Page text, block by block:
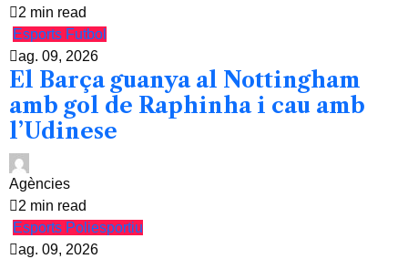
2 min read
Esports Futbol
ag. 09, 2026
El Barça guanya al Nottingham
amb gol de Raphinha i cau amb
l’Udinese
Agències
2 min read
Esports Poliesportiu
ag. 09, 2026